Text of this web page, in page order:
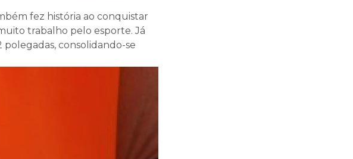
fez história ao conquistar
trabalho pelo esporte. Já
polegadas, consolidando-se